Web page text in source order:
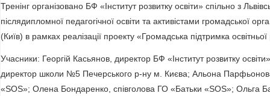
Тренінг організовано БФ «Інститут розвитку освіти» спільно з
післядипломної педагогічної освіти та активістами громадської
(Київ) в рамках реалізації проекту «Громадська підтримка
Учасники: Георгій Касьянов, директор БФ «Інститут розвитку
директор школи №5 Печерського р-ну м. Києва; Альона
«SOS»; Олена Бондаренко, співголова ГО «Батьки «SOS»; Ольга